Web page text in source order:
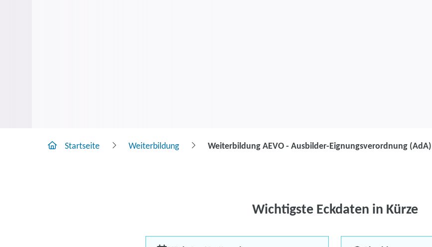
Startseite Weiterbildung Weiterbildung AEVO - Ausbilder-Eignungsverordnung
Wichtigste Eckdaten in Kürze